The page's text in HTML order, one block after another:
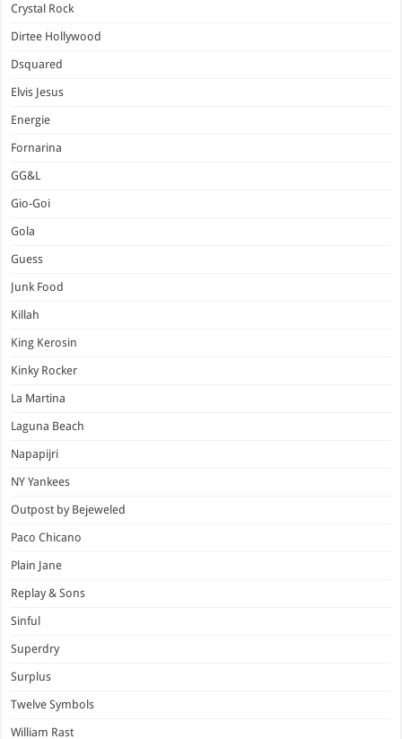
Crystal Rock
Dirtee Hollywood
Dsquared
Elvis Jesus
Energie
Fornarina
GG&L
Gio-Goi
Gola
Guess
Junk Food
Killah
King Kerosin
Kinky Rocker
La Martina
Laguna Beach
Napapijri
NY Yankees
Outpost by Bejeweled
Paco Chicano
Plain Jane
Replay & Sons
Sinful
Superdry
Surplus
Twelve Symbols
William Rast